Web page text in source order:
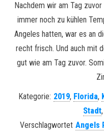
Nachdem wir am Tag
immer noch zu kühlen
Angeles hatten, war es an
recht frisch. Und auch mit
gut wie am Tag zuvor.
Kategorie: 2019, Florida,
Stadt,
Verschlagwortet Angels